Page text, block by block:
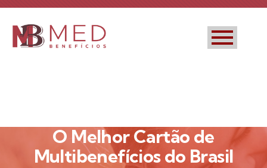
O Melhor Cartão de
Multibenefícios do Brasil